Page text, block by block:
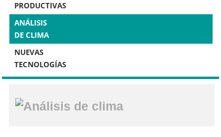
PRODUCTIVAS
ANÁLISIS
DE CLIMA
NUEVAS
TECNOLOGÍAS
Análisis de clima